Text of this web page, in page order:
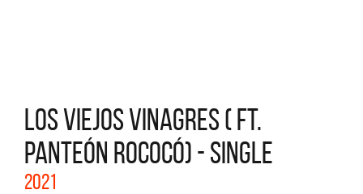
LOS VIEJOS VINAGRES ( FT.
PANTEÓN ROCOCÓ) - SINGLE
2021